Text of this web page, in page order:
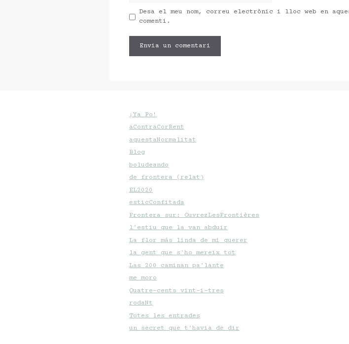
Desa el meu nom, correu electrònic i lloc web en
comenti.
¡Ya Po!
aContraCorRent
aquestaNormalitat
Blog
boludeando
de frontera (relat)
EL2020
esticConfitada
Frontera sur: OuvrezLesFrontières
l'estiu que la van abduir
La flor más linda de mi querer
la gent que s'ho mereix tot
Las 200 caminan pa'lante
me moro
Quatre-cents vint-i-tres
rodaNt
Totes les entrades
un secret que t'havia de dir